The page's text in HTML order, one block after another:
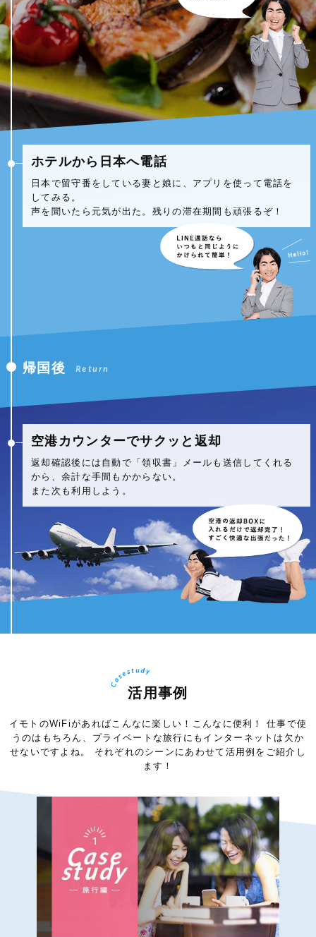
ホテルから日本へ電話
日本で留守番をしている妻と娘に、アプリを使って電話を
してみる。
声を聞いたら元気が出た。残りの滞在期間も頑張るぞ！
帰国後 Return
空港カウンターでサクッと返却
返却確認後には自動で「領収書」メールも送信してくれる
から、余計な手間もかからない。
また次も利用しよう。
活用事例
イモトのWiFiがあればこんなに楽しい！こんなに便利！
仕事で使
うのはもちろん、プライベートな旅行にもインターネットは欠か
せないですよね。
それぞれのシーンにあわせて活用例をご紹介し
ます！